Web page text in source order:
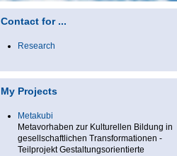
Contact for ...
Research
My Projects
Metakubi
Metavorhaben zur Kulturellen Bildung in
gesellschaftlichen Transformationen -
Teilprojekt Gestaltungsorientierte